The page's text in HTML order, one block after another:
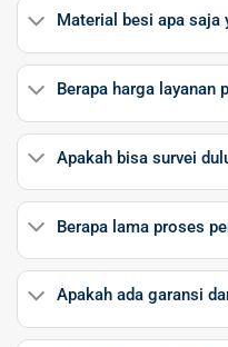
Material besi apa saja
Berapa harga layanan
Apakah bisa survei
Berapa lama proses
Apakah ada garansi